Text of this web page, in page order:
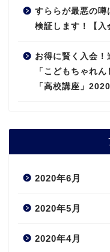
すららが最悪の噂
検証します！【入
お得に賢く入会
「こどもちゃれ
「高校講座」
2020年6月
2020年5月
2020年4月